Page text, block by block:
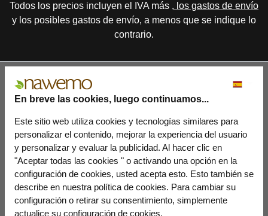
En breve las cookies, luego continuamos...
Este sitio web utiliza cookies y tecnologías similares para
personalizar el contenido, mejorar la experiencia del usuario
y personalizar y evaluar la publicidad. Al hacer clic en
"Aceptar todas las cookies " o activando una opción en la
configuración de cookies, usted acepta esto. Esto también se
describe en nuestra política de cookies. Para cambiar su
configuración o retirar su consentimiento, simplemente
actualice su configuración de cookies.
Todos los precios incluyen el IVA más , los gastos de envío
y los posibles gastos de envío, a menos que se indique lo
contrario.